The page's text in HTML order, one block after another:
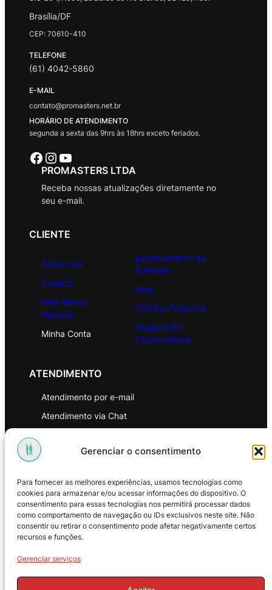
Gerenciar o consentimento
Para fornecer as melhores experiências, usamos tecnologias como
cookies para armazenar e/ou acessar informações do dispositivo. O
consentimento para essas tecnologias nos permitirá processar dados
como comportamento de navegação ou IDs exclusivos neste site. Não
consentir ou retirar o consentimento pode afetar negativamente certos
recursos e funções.
Gerenciar serviços
Brasília/DF
CEP: 70610-410
TELEFONE
(61) 4042-5860
E-MAIL
contato@promasters.net.br
HORÁRIO DE ATENDIMENTO
segunda a sexta das 9hrs às 18hrs exceto feriados.
Facebook Instagram Youtube
PROMASTERS LTDA
Receba nossas atualizações diretamente no
seu e-mail.
CLIENTE
Sobre Nós
Contato
Seja Nosso
Parceiro
Minha Conta
Licenciamento de
Software
Blog
Solicitar Proposta
Registro de
Oportunidade
ATENDIMENTO
Atendimento por e-mail
Atendimento via Chat
Política de Privacidade
Política de Troca e Devoluções
Política de Reembolso